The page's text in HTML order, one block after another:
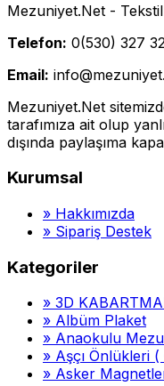
Mezuniyet.Net -
Telefon: 0(530) 327
Email:
Mezuniyet.Net
tarafımıza ait olup
dışında paylaşıma
Kurumsal
» Hakkımızda
» Sipariş Destek
Kategoriler
» 3D
» Albüm Plaket
» Anaokulu
» Aşçı Önlükleri
» Asker